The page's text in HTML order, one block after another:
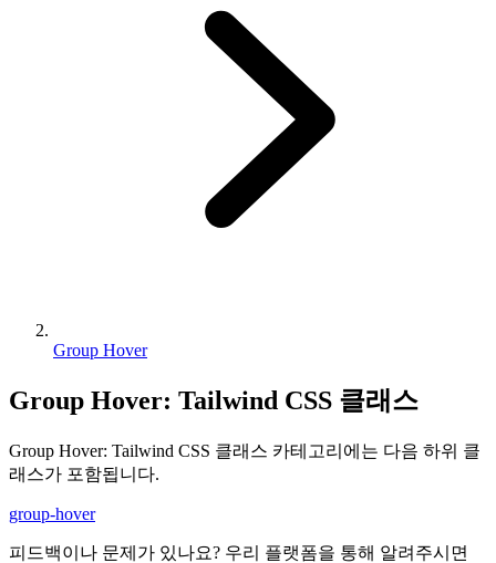
Group Hover
Group Hover: Tailwind CSS 클래스
Group Hover: Tailwind CSS 클래스 카테고리에는 다음 하위 클
래스가 포함됩니다.
group-hover
피드백이나 문제가 있나요? 우리 플랫폼을 통해 알려주시면